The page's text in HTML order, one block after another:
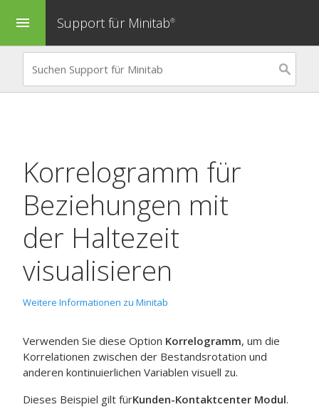
menu Support für Minitab®
Korrelogramm für
Beziehungen mit
der Haltezeit
visualisieren
Weitere Informationen zu Minitab
Verwenden Sie diese Option Korrelogramm, um die
Korrelationen zwischen der Bestandsrotation und
anderen kontinuierlichen Variablen visuell zu.
Dieses Beispiel gilt fürKunden-Kontaktcenter Modul.